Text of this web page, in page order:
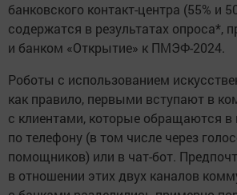
банковского контакт-центра (55% и
содержатся в результатах опроса*,
и банком «Открытие» к ПМЭФ-2024.
Роботы с использованием
как правило, первыми вступают в
с клиентами, которые обращаются в
по телефону (в том числе через
помощников) или в чат-бот.
в отношении этих двух каналов